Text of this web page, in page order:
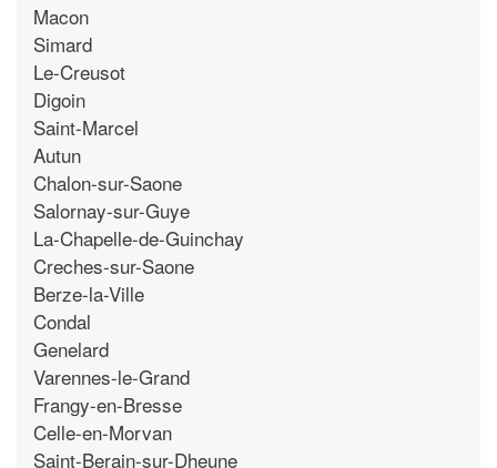
Macon
Simard
Le-Creusot
Digoin
Saint-Marcel
Autun
Chalon-sur-Saone
Salornay-sur-Guye
La-Chapelle-de-Guinchay
Creches-sur-Saone
Berze-la-Ville
Condal
Genelard
Varennes-le-Grand
Frangy-en-Bresse
Celle-en-Morvan
Saint-Berain-sur-Dheune